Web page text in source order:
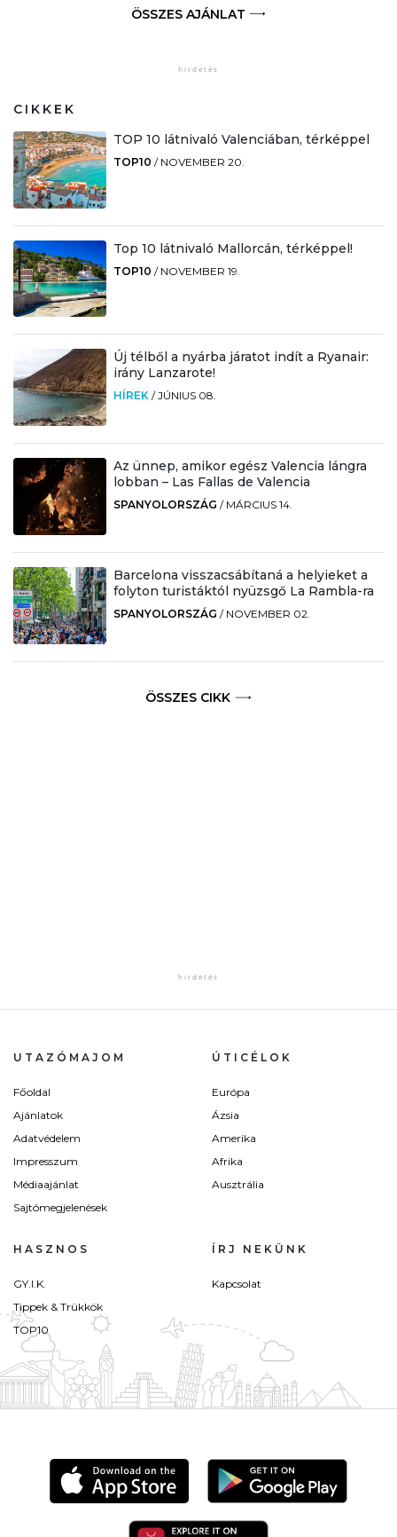
ÖSSZES AJÁNLAT
CIKKEK
TOP 10 látnivaló Valenciában, térképpel
TOP10 / NOVEMBER 20.
Top 10 látnivaló Mallorcán, térképpel!
TOP10 / NOVEMBER 19.
Új télből a nyárba járatot indít a Ryanair:
irány Lanzarote!
HÍREK /JÚNIUS 08.
Az ünnep, amikor egész Valencia lángra
lobban – Las Fallas de Valencia
SPANYOLORSZÁG / MÁRCIUS 14.
Barcelona visszacsábítaná a helyieket a
folyton turistáktól nyüzsgő La Rambla-ra
SPANYOLORSZÁG / NOVEMBER 02.
ÖSSZES CIKK
UTAZÓMAJOM
Főoldal
Ajánlatok
Adatvédelem
Impresszum
Médiaajánlat
Sajtómegjelenések
ÚTICÉLOK
Európa
Ázsia
Amerika
Afrika
Ausztrália
HASZNOS
GY.I.K.
Tippek & Trükkök
TOP10
ÍRJ NEKÜNK
Kapcsolat